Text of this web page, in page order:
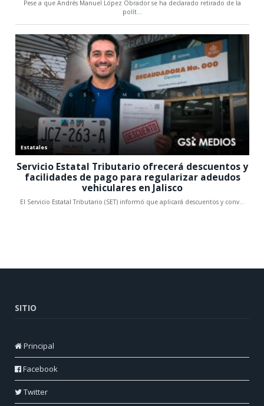
SITIO
Principal
Facebook
Twitter